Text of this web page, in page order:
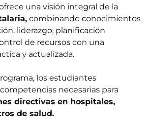
una visión integral de la
combinando conocimientos
liderazgo, planificación
de recursos con una
y actualizada.
los estudiantes
necesarias para
directivas en hospitales,
de salud.